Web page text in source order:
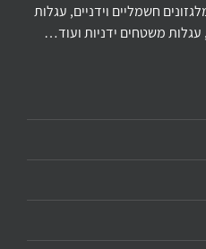
חשמליים וידניים, עגלות
עגלות משטחים ידניות ועוד…